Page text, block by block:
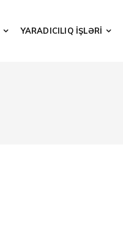
YARADICILIQ İŞLƏRİ